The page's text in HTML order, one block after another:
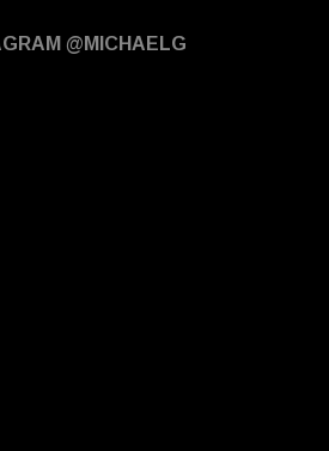
@MICHAELG